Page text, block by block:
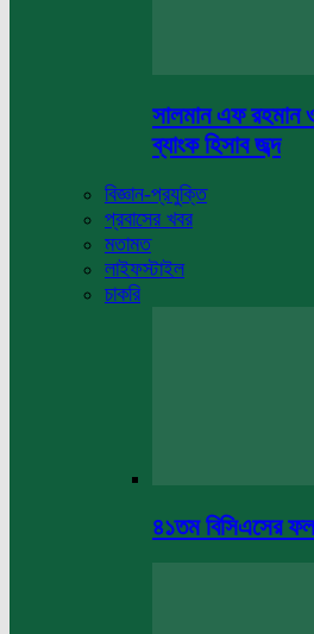
সালমান এফ রহমান
ব্যাংক হিসাব জব্দ
বিজ্ঞান-প্রযুক্তি
প্রবাসের খবর
মতামত
লাইফস্টাইল
চাকরি
৪১তম বিসিএসের